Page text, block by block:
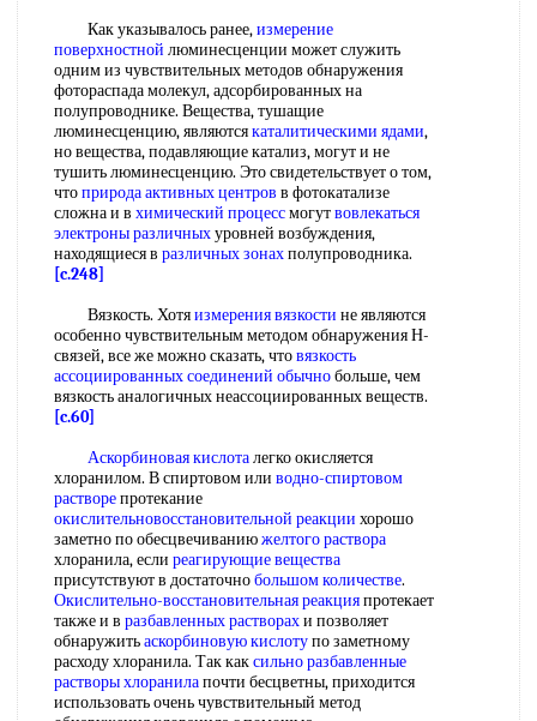
Как указывалось ранее,измерение
поверхностной люминесценции может служить
одним из чувствительных методов обнаружения
фотораспада молекул, адсорбированных на
полупроводнике. Вещества, тушащие
люминесценцию, являютсякаталитическими ядами,
но вещества, подавляющие катализ, могут и не
тушить люминесценцию. Это свидетельствует о том,
чтоприрода активных центров в фотокатализе
сложна и в химический процессмогутвовлекаться
электроны различныхуровней возбуждения,
находящиеся в различных зонахполупроводника.
[c.248]
Вязкость. Хотяизмерения вязкости не являются
особенно чувствительным методом обнаружения Н-
связей, все же можно сказать, чтовязкость
ассоциированныхсоединений обычнобольше, чем
вязкость аналогичных неассоциированных веществ.
[c.60]
Аскорбиновая кислоталегко окисляется
хлоранилом. В спиртовом или водно-спиртовом
растворепротекание
окислительновосстановительной реакции хорошо
заметно по обесцвечиваниюжелтого раствора
хлоранила, если реагирующие вещества
присутствуют в достаточнобольшом количестве.
Окислительно-восстановительная реакцияпротекает
также и в разбавленных растворахи позволяет
обнаружитьаскорбиновую кислотупо заметному
расходу хлоранила. Так каксильно разбавленные
растворы хлоранилапочти бесцветны, приходится
использовать очень чувствительный метод